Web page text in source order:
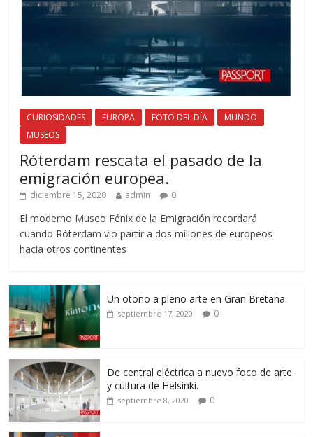
CURIOSIDADES EUROPA FOTO DEL DÍA
MUNDO
MUSEOS
Róterdam rescata el pasado de la
emigración europea.
diciembre 15, 2020 admin 0
El moderno Museo Fénix de la Emigración recordará
cuando Róterdam vio partir a dos millones de europeos
hacia otros continentes
Un otoño a pleno arte en Gran Bretaña.
septiembre 17, 2020 0
De central eléctrica a nuevo foco de arte
y cultura de Helsinki.
septiembre 8, 2020 0